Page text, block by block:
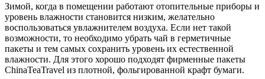
Зимой, когда в помещении работают отопительные приборы и
уровень влажности становится низким, желательно
воспользоваться увлажнителем воздуха. Если нет такой
возможности, то необходимо убрать чай в герметичные
пакеты и тем самых сохранить уровень их естественной
влажности. Для этого хорошо подходят фирменные пакеты
ChinaTeaTravel из плотной, фольгированной крафт бумаги.